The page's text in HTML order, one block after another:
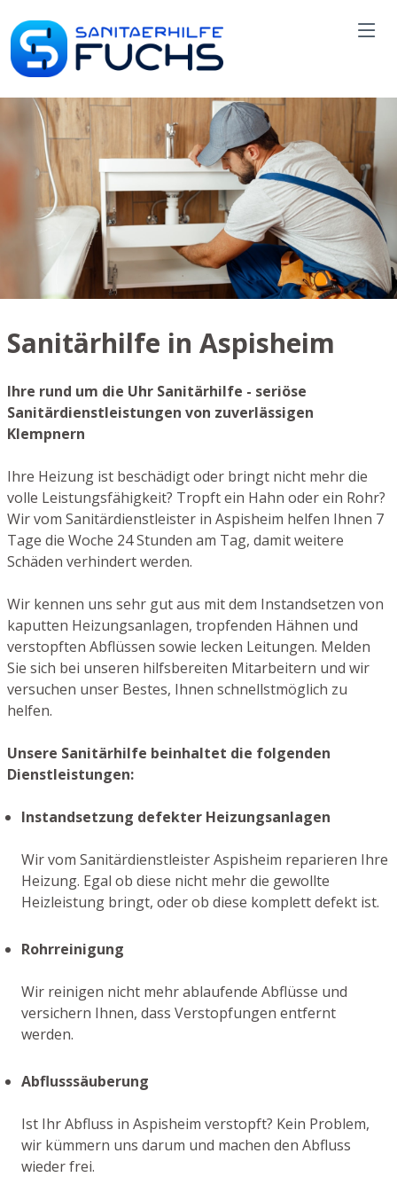
Sanitärhilfe in Aspisheim
Ihre rund um die Uhr Sanitärhilfe - seriöse
Sanitärdienstleistungen von zuverlässigen
Klempnern
Ihre Heizung ist beschädigt oder bringt nicht mehr die
volle Leistungsfähigkeit? Tropft ein Hahn oder ein Rohr?
Wir vom Sanitärdienstleister in Aspisheim helfen Ihnen 7
Tage die Woche 24 Stunden am Tag, damit weitere
Schäden verhindert werden.
Wir kennen uns sehr gut aus mit dem Instandsetzen von
kaputten Heizungsanlagen, tropfenden Hähnen und
verstopften Abflüssen sowie lecken Leitungen. Melden
Sie sich bei unseren hilfsbereiten Mitarbeitern und wir
versuchen unser Bestes, Ihnen schnellstmöglich zu
helfen.
Unsere Sanitärhilfe beinhaltet die folgenden
Dienstleistungen:
Instandsetzung defekter Heizungsanlagen
Wir vom Sanitärdienstleister Aspisheim reparieren Ihre
Heizung. Egal ob diese nicht mehr die gewollte
Heizleistung bringt, oder ob diese komplett defekt ist.
Rohrreinigung
Wir reinigen nicht mehr ablaufende Abflüsse und
versichern Ihnen, dass Verstopfungen entfernt
werden.
Abflusssäuberung
Ist Ihr Abfluss in Aspisheim verstopft? Kein Problem,
wir kümmern uns darum und machen den Abfluss
wieder frei.